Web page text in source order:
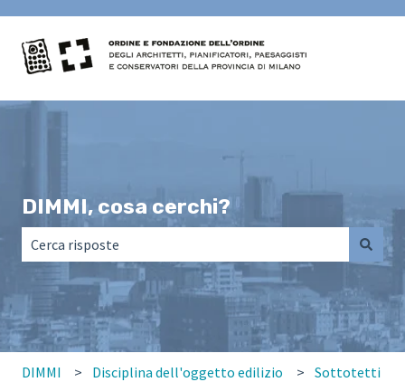
DIMMI, cosa cerchi?
Non sono presenti suggerimenti perché il campo di
DIMMI Disciplina dell'oggetto edilizio Sottotetti